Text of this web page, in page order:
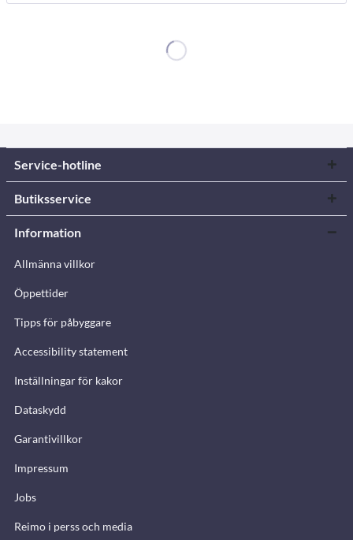
Service-hotline
Butiksservice
Information
Allmänna villkor
Öppettider
Tipps för påbyggare
Accessibility statement
Inställningar för kakor
Dataskydd
Garantivillkor
Impressum
Jobs
Reimo i perss och media